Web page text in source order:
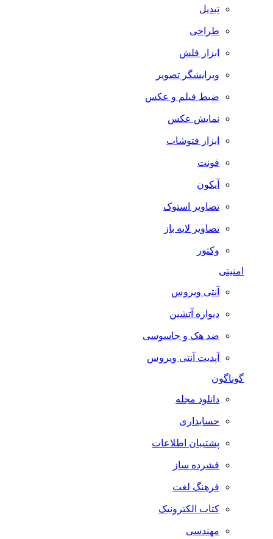
تبدیل
طراحی
ابزار فلش
ویرایشگر تصویر
ضبط فيلم و عكس
نمایش عکس
ابزار فتوشاپ
فونت
آیکون
تصاویر استوک
تصاویر لایه باز
وکتور
امنیتی
آنتی ویروس
دیواره آتشین
ضد هک و جاسوسی
آپدیت آنتی ویروس
گوناگون
دانلود مجله
حسابداری
پشتیبان اطلاعات
فشرده ساز
فرهنگ لغت
کتاب الکترونیک
مهندسی